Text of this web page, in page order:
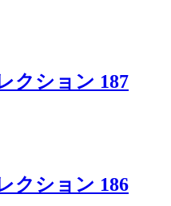
クション 187
クション 186